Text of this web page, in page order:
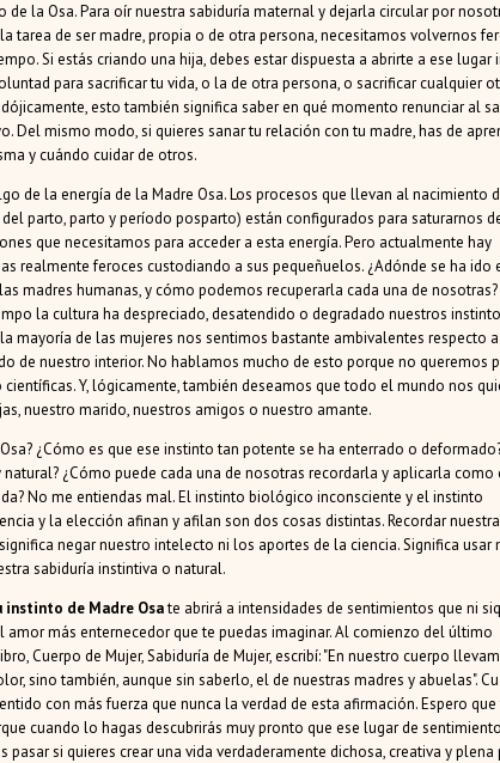
de la Osa. Para oír nuestra sabiduría maternal y dejarla circular por
tarea de ser madre, propia o de otra persona, necesitamos volvernos
Si estás criando una hija, debes estar dispuesta a abrirte a ese lugar
para sacrificar tu vida, o la de otra persona, o sacrificar cualquier
esto también significa saber en qué momento renunciar al
Del mismo modo, si quieres sanar tu relación con tu madre, has de
y cuándo cuidar de otros.
de la energía de la Madre Osa. Los procesos que llevan al nacimiento
parto, parto y período posparto) están configurados para saturarnos
que necesitamos para acceder a esta energía. Pero actualmente hay
realmente feroces custodiando a sus pequeñuelos. ¿Adónde se ha ido
madres humanas, y cómo podemos recuperarla cada una de nosotras?
la cultura ha despreciado, desatendido o degradado nuestros
mayoría de las mujeres nos sentimos bastante ambivalentes respecto
de nuestro interior. No hablamos mucho de esto porque no queremos
Y, lógicamente, también deseamos que todo el mundo nos
nuestro marido, nuestros amigos o nuestro amante.
¿Cómo es que ese instinto tan potente se ha enterrado o
¿Cómo puede cada una de nosotras recordarla y aplicarla como
No me entiendas mal. El instinto biológico inconsciente y el instinto
y la elección afinan y afilan son dos cosas distintas. Recordar nuestra
negar nuestro intelecto ni los aportes de la ciencia. Significa usar
sabiduría instintiva o natural.
de Madre Osate abrirá a intensidades de sentimientos que ni
amor más enternecedor que te puedas imaginar. Al comienzo del último
Cuerpo de Mujer, Sabiduría de Mujer, escribí: "En nuestro cuerpo
sino también, aunque sin saberlo, el de nuestras madres y abuelas".
con más fuerza que nunca la verdad de esta afirmación. Espero que
cuando lo hagas descubrirás muy pronto que ese lugar de
pasar si quieres crear una vida verdaderamente dichosa, creativa y plena